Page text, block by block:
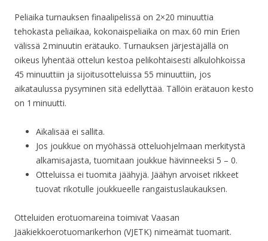
Peliaika turnauksen finaalipelissä on 2×20 minuuttia
tehokasta peliaikaa, kokonaispeliaika on max. 60 min Erien
välissä 2 minuutin erätauko. Turnauksen järjestäjällä on
oikeus lyhentää ottelun kestoa pelikohtaisesti alkulohkoissa
45 minuuttiin ja sijoitusotteluissa 55 minuuttiin, jos
aikataulussa pysyminen sitä edellyttää. Tällöin erätauon kesto
on 1 minuutti.
Aikalisää ei sallita.
Jos joukkue on myöhässä otteluohjelmaan merkitystä
alkamisajasta, tuomitaan joukkue hävinneeksi 5 – 0.
Otteluissa ei tuomita jäähyjä. Jäähyn arvoiset rikkeet
tuovat rikotulle joukkueelle rangaistuslaukauksen.
Otteluiden erotuomareina toimivat Vaasan
Jääkiekkoerotuomarikerhon (VJETK) nimeämät tuomarit.